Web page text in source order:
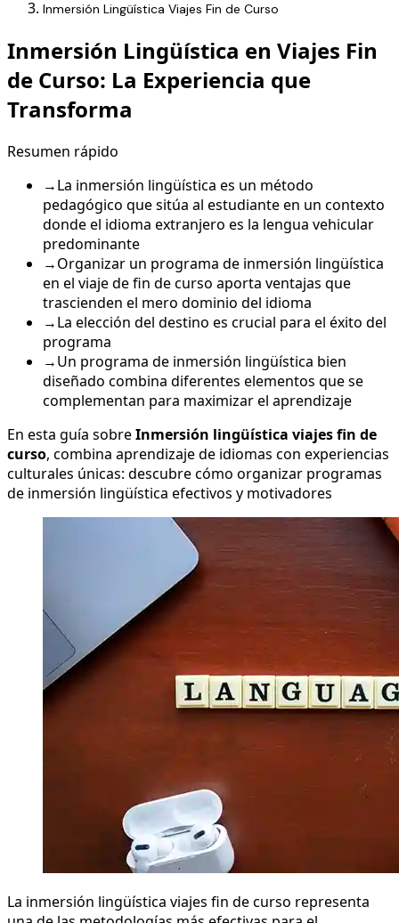
Inmersión Lingüística Viajes Fin de Curso
Inmersión Lingüística en Viajes Fin
de Curso: La Experiencia que
Transforma
Resumen rápido
→La inmersión lingüística es un método
pedagógico que sitúa al estudiante en un contexto
donde el idioma extranjero es la lengua vehicular
predominante
→Organizar un programa de inmersión lingüística
en el viaje de fin de curso aporta ventajas que
trascienden el mero dominio del idioma
→La elección del destino es crucial para el éxito del
programa
→Un programa de inmersión lingüística bien
diseñado combina diferentes elementos que se
complementan para maximizar el aprendizaje
En esta guía sobreInmersión lingüística viajes fin de
curso, combina aprendizaje de idiomas con experiencias
culturales únicas: descubre cómo organizar programas
de inmersión lingüística efectivos y motivadores
La inmersión lingüística viajes fin de curso representa